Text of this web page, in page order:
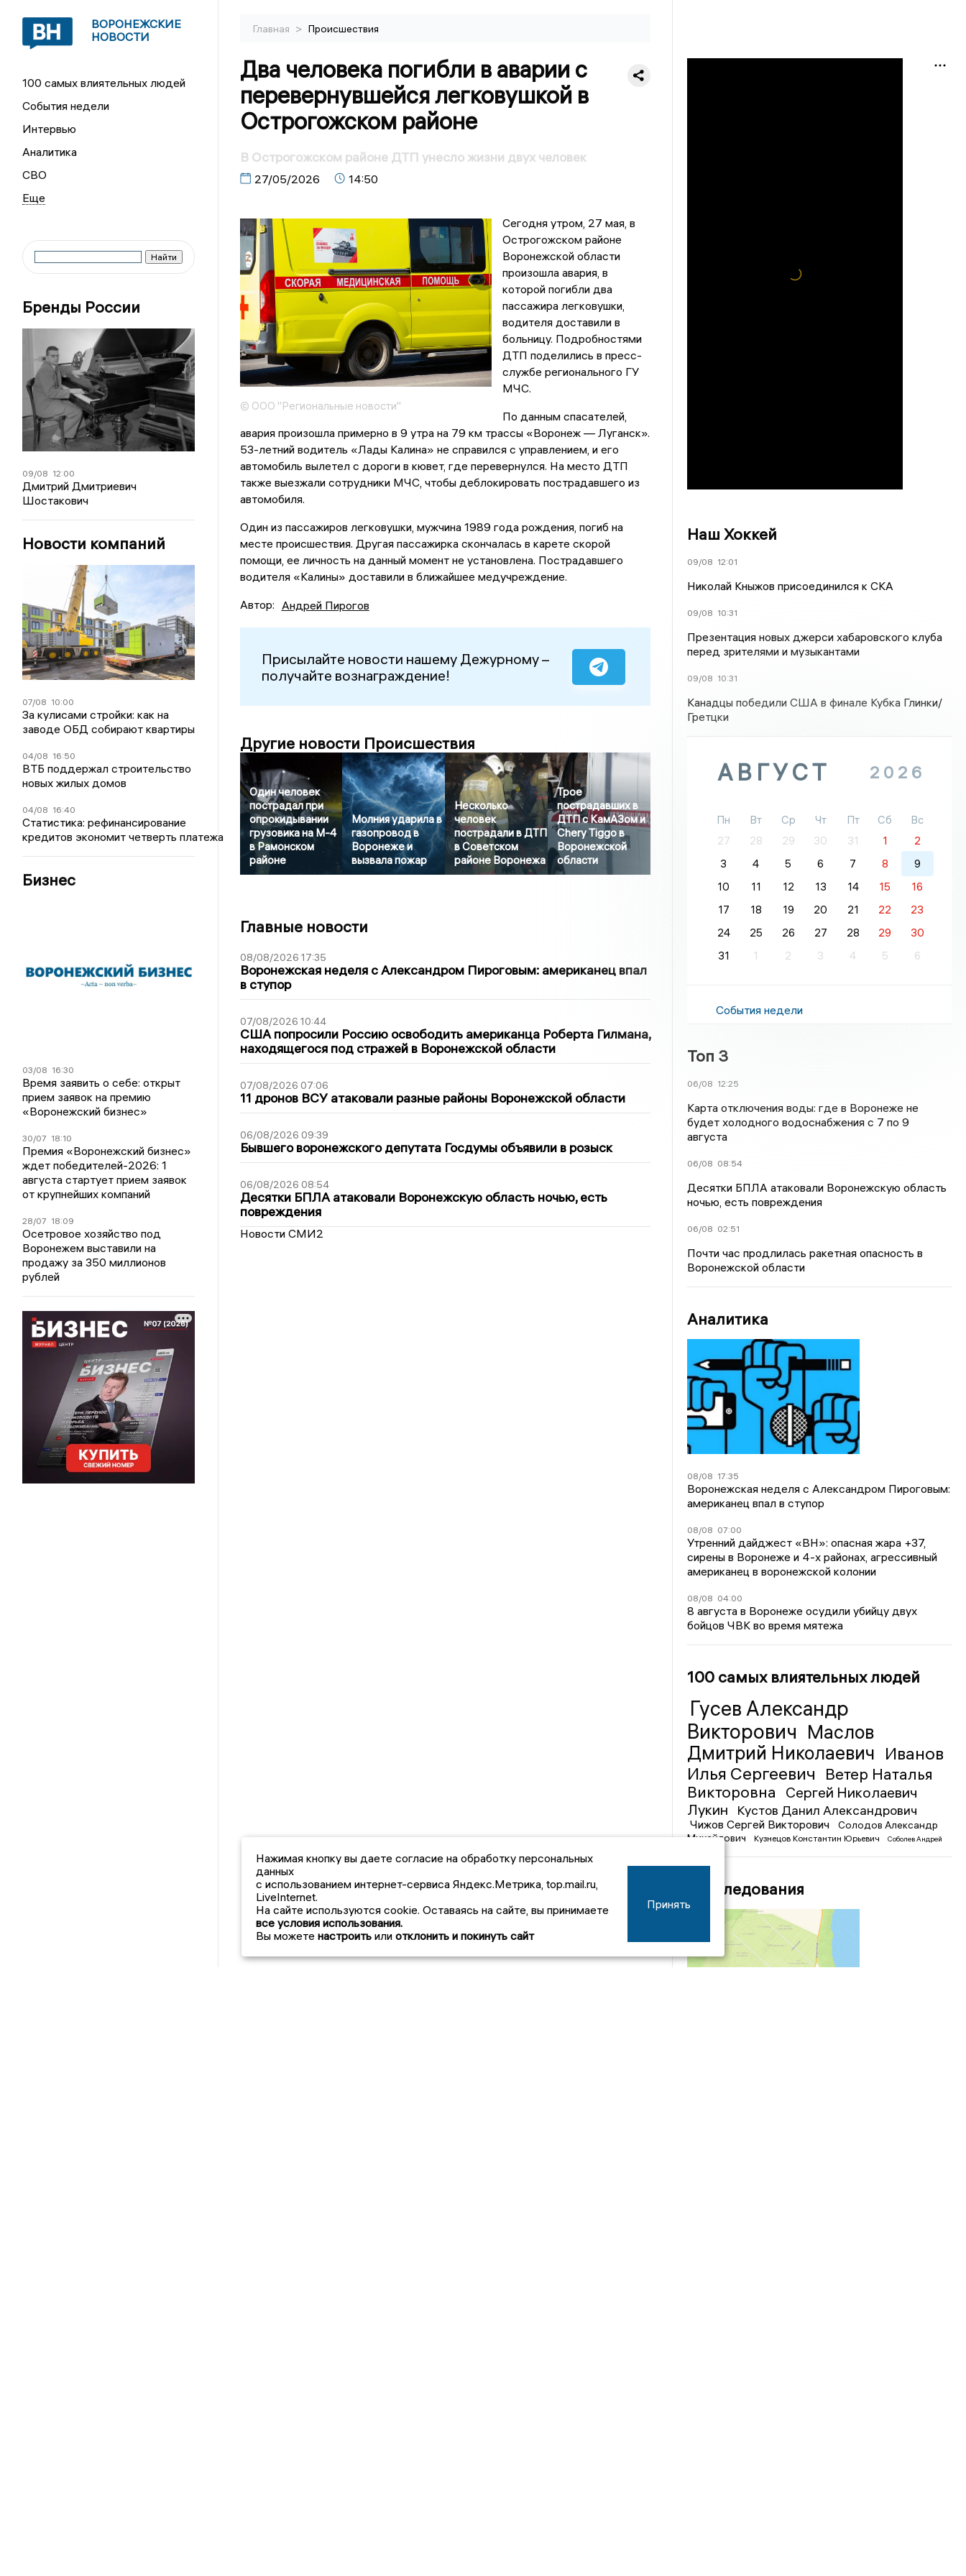
ВОРОНЕЖСКИЕ
НОВОСТИ
100 самых влиятельных людей
События недели
Интервью
Аналитика
СВО
Бренды России
09/08 12:00
Дмитрий Дмитриевич
Шостакович
Новости компаний
07/08 10:00
За кулисами стройки: как на
заводе ОБД собирают квартиры
04/08 16:50
ВТБ поддержал строительство
новых жилых домов
04/08 16:40
Статистика: рефинансирование
кредитов экономит четверть платежа
Бизнес
03/08 16:30
Время заявить о себе: открыт
прием заявок на премию
«Воронежский бизнес»
30/07 18:10
Премия «Воронежский бизнес»
ждет победителей-2026: 1
августа стартует прием заявок
от крупнейших компаний
28/07 18:09
Осетровое хозяйство под
Воронежем выставили на
продажу за 350 миллионов
рублей
Главная > Происшествия
Два человека погибли в аварии с
перевернувшейся легковушкой в
Острогожском районе
В Острогожском районе ДТП унесло жизни двух человек
27/05/2026 14:50
© ООО "Региональные новости"
Сегодня утром, 27 мая, в
Острогожском районе
Воронежской области
произошла авария, в
которой погибли два
пассажира легковушки,
водителя доставили в
больницу. Подробностями
ДТП поделились в пресс-
службе регионального ГУ
МЧС.
По данным спасателей,
авария произошла примерно в 9 утра на 79 км трассы «Воронеж — Луганск».
53-летний водитель «Лады Калина» не справился с управлением, и его
автомобиль вылетел с дороги в кювет, где перевернулся. На место ДТП
также выезжали сотрудники МЧС, чтобы деблокировать пострадавшего из
автомобиля.
Один из пассажиров легковушки, мужчина 1989 года рождения, погиб на
месте происшествия. Другая пассажирка скончалась в карете скорой
помощи, ее личность на данный момент не установлена. Пострадавшего
водителя «Калины» доставили в ближайшее медучреждение.
Автор: Андрей Пирогов
Присылайте новости нашему Дежурному –
получайте вознаграждение!
Другие новости Происшествия
Один человек
пострадал при
опрокидывании
грузовика на М-4
в Рамонском
районе
Молния ударила в
газопровод в
Воронеже и
вызвала пожар
Несколько
человек
пострадали в ДТП
в Советском
районе Воронежа
Трое
пострадавших в
ДТП с КамАЗом и
Chery Tiggo в
Воронежской
области
Главные новости
08/08/2026 17:35
Воронежская неделя с Александром Пироговым: американец впал
в ступор
07/08/2026 10:44
США попросили Россию освободить американца Роберта Гилмана,
находящегося под стражей в Воронежской области
07/08/2026 07:06
11 дронов ВСУ атаковали разные районы Воронежской области
06/08/2026 09:39
Бывшего воронежского депутата Госдумы объявили в розыск
06/08/2026 08:54
Десятки БПЛА атаковали Воронежскую область ночью, есть
повреждения
Новости СМИ2
Наш Хоккей
09/08 12:01
Николай Кныжов присоединился к СКА
09/08 10:31
Презентация новых джерси хабаровского клуба
перед зрителями и музыкантами
09/08 10:31
Канадцы победили США в финале Кубка Глинки/
Гретцки
АВГУСТ 2026
Пн Вт Ср Чт Пт Сб
Вс
27
28 29 30 31 1
2
3
4 5 6 7 8
9
10
11 12 13 14 15
16
17
18 19 20 21 22
23
24
25 26 27 28 29
30
31
1 2 3 4 5 6
События недели
Топ 3
06/08 12:25
Карта отключения воды: где в Воронеже не
будет холодного водоснабжения с 7 по 9
августа
06/08 08:54
Десятки БПЛА атаковали Воронежскую область
ночью, есть повреждения
06/08 02:51
Почти час продлилась ракетная опасность в
Воронежской области
Аналитика
08/08 17:35
Воронежская неделя с Александром Пироговым:
американец впал в ступор
08/08 07:00
Утренний дайджест «ВН»: опасная жара +37,
сирены в Воронеже и 4-х районах, агрессивный
американец в воронежской колонии
08/08 04:00
8 августа в Воронеже осудили убийцу двух
бойцов ЧВК во время мятежа
100 самых влиятельных людей
Гусев Александр
Викторович Маслов
Дмитрий Николаевич Иванов
Илья Сергеевич
Ветер Наталья
Викторовна
Сергей Николаевич
Лукин
Кустов Данил Александрович
Чижов Сергей Викторович
Солодов Александр
Михайлович
Кузнецов Константин Юрьевич
Соболев Андрей
Расследования
Нажимая кнопку вы даете согласие на обработку персональных
данных
с использованием интернет-сервиса Яндекс.Метрика, top.mail.ru,
LiveInternet.
На сайте используются cookie. Оставаясь на сайте, вы принимаете
все условия использования.
Вы можете настроить или отклонить и покинуть сайт
Принять